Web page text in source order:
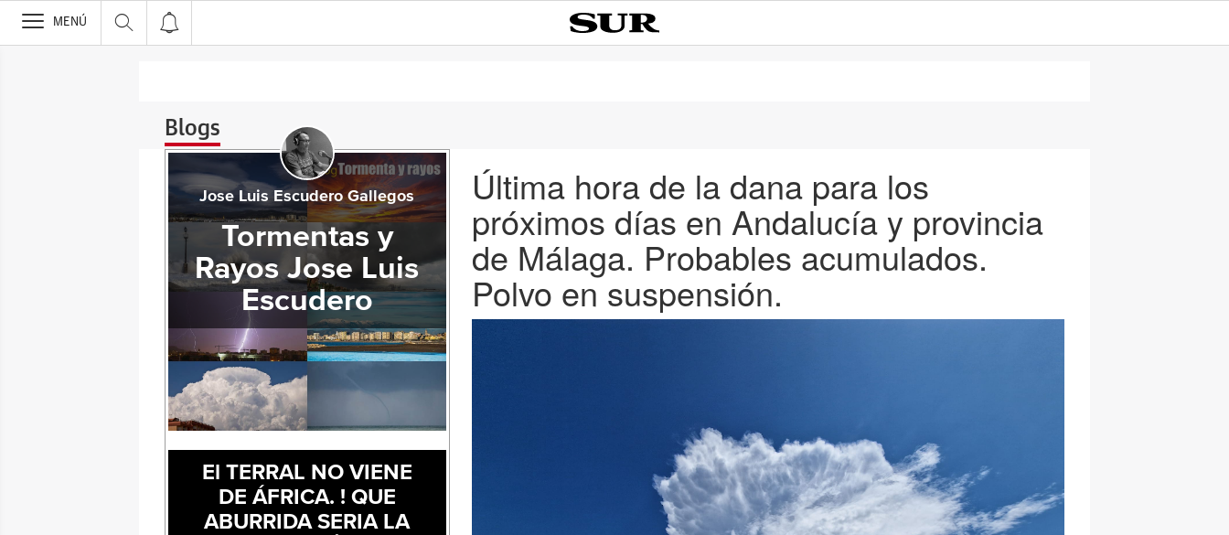
>
MENÚ
Blogs
Última hora de la dana para los
próximos días en Andalucía y provincia
de Málaga. Probables acumulados.
Polvo en suspensión.
Jose Luis Escudero Gallegos
Tormentas y
Rayos Jose Luis
Escudero
El TERRAL NO VIENE
DE ÁFRICA. ! QUE
ABURRIDA SERIA LA